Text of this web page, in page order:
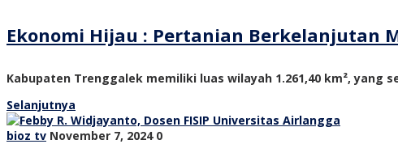
Ekonomi Hijau : Pertanian Berkelanjutan
Kabupaten Trenggalek memiliki luas wilayah 1.261,40 km²,
Selanjutnya
bioz tv November 7, 2024 0